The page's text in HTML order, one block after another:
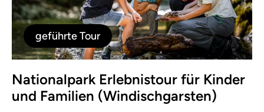
geführte Tour
Nationalpark Erlebnistour für Kinder
und Familien (Windischgarsten)